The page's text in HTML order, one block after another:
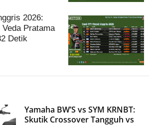
2026:
Pratama
Detik
Yamaha BW’S vs SYM KRNBT:
Skutik Crossover Tangguh vs